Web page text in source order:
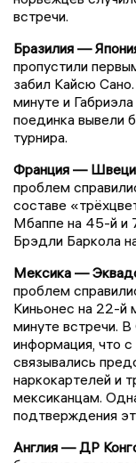
встречи.
Бразилия —
пропустили
забил Кайсю
минуте и
поединка вывели
турнира.
Франция —
проблем
составе
Мбаппе на 45-й и
Брэдли Баркола
Мексика —
проблем
Киньонес на 22-й
минуте встречи.
информация, что
связывались
наркокартелей и
мексиканцам.
подтверждения
Англия — ДР